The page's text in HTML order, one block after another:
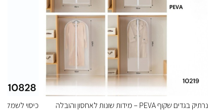
נרתיק בגדים שקוף PEVA – מידות שונות לאחסון והובלה